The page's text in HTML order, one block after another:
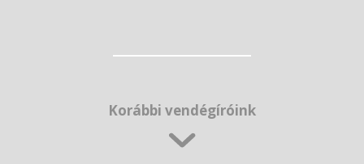
Korábbi vendégíróink